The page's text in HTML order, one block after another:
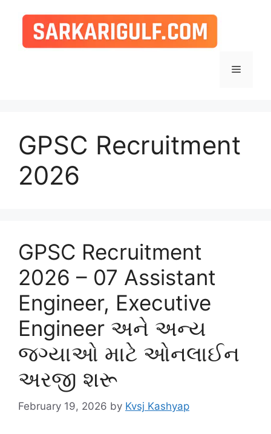
content
Menu
GPSC Recruitment
2026
GPSC Recruitment
2026 – 07 Assistant
Engineer, Executive
Engineer અને અન્ય
જગ્યાઓ માટે ઓનલાઈન
અરજી શરૂ
February 19, 2026 by Kvsj Kashyap